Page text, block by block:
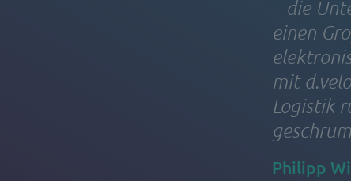
– die
einen
mit
Logistik
Philipp